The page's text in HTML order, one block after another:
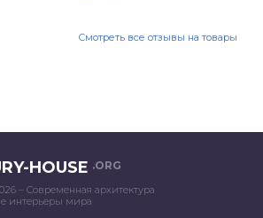
Смотреть все отзывы на товары
HOUSE .ORG
– Современная архитектура
интерьеры мира